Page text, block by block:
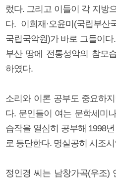
렀다. 그리고 이들이 각 지방
다. 이희재·오윤미(국립부산
국립국악원)가 바로 그들이
부산 땅에 전통성악의 참모
하였다.
소리와 이론 공부도 중요하
다. 문인들이 여는 문학세미
습작을 열심히 공부해 1998
로 등단한다. 명실공히 시조
정인경 씨는 남창가곡(우조)